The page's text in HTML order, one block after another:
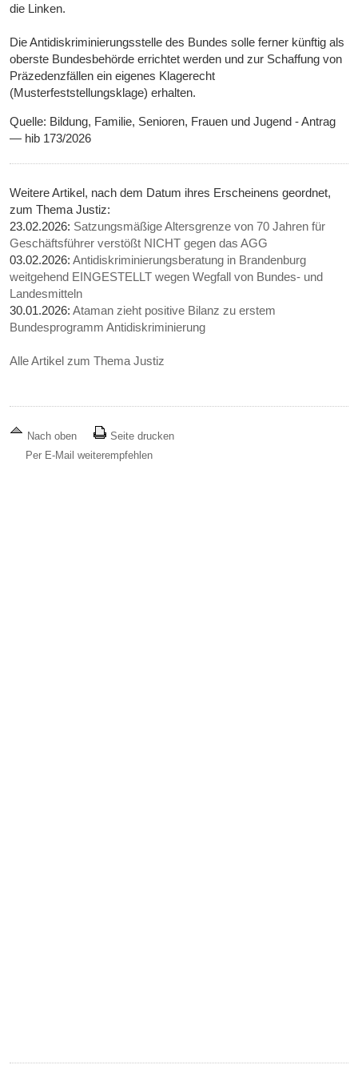
die Linken.
Die Antidiskriminierungsstelle des Bundes solle ferner künftig als
oberste Bundesbehörde errichtet werden und zur Schaffung von
Präzedenzfällen ein eigenes Klagerecht
(Musterfeststellungsklage) erhalten.
Quelle: Bildung, Familie, Senioren, Frauen und Jugend - Antrag
— hib 173/2026
Weitere Artikel, nach dem Datum ihres Erscheinens geordnet,
zum Thema Justiz:
23.02.2026: Satzungsmäßige Altersgrenze von 70 Jahren für
Geschäftsführer verstößt NICHT gegen das AGG
03.02.2026:Antidiskriminierungsberatung in Brandenburg
weitgehend EINGESTELLT wegen Wegfall von Bundes- und
Landesmitteln
30.01.2026:Ataman zieht positive Bilanz zu erstem
Bundesprogramm Antidiskriminierung
Alle Artikel zum Thema Justiz
Nach oben
Seite drucken
Per E-Mail weiterempfehlen